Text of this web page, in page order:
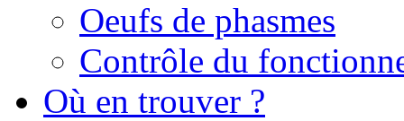
Oeufs de phasmes
Contrôle du
Où en trouver ?